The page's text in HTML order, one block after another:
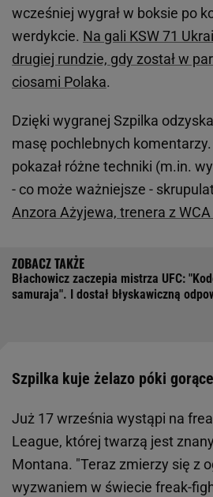
wcześniej wygrał w boksie po
werdykcie. Na gali KSW 71
drugiej rundzie, gdy został w
ciosami Polaka.
Dzięki wygranej Szpilka
masę pochlebnych
pokazał różne techniki (m.in.
- co może ważniejsze -
Anzora Ażyjewa, trenera z
Błachowicz zaczepia mistrza UFC:
samuraja". I dostał błyskawiczną
Szpilka kuje żelazo póki gorące
Już 17 września wystąpi na
League, której twarzą jest
Montana. "Teraz zmierzy się z
wyzwaniem w świecie freak-